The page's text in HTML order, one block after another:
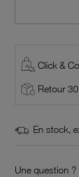
Click &
Retour
En stock,
Une question